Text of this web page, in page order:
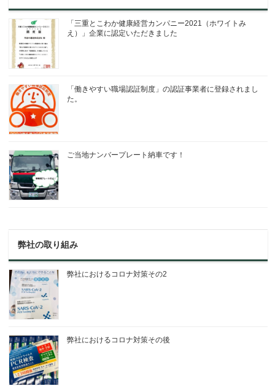
「三重とこわか健康経営カンパニー2021（ホワイトみ
え）」企業に認定いただきました
「働きやすい職場認証制度」の認証事業者に登録されまし
た。
ご当地ナンバープレート納車です！
弊社の取り組み
弊社におけるコロナ対策その2
弊社におけるコロナ対策その後